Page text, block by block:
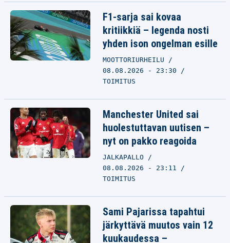
F1-sarja sai kovaa
kritiikkiä – legenda nosti
yhden ison ongelman esille
MOOTTORIURHEILU
08.08.2026 - 23:30
TOIMITUS
Manchester United sai
huolestuttavan uutisen –
nyt on pakko reagoida
JALKAPALLO
08.08.2026 - 23:11
TOIMITUS
Sami Pajarissa tapahtui
järkyttävä muutos vain 12
kuukaudessa –